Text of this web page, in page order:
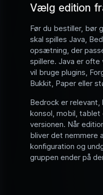
Vælg edition
Før du bestiller, bør
skal spilles Java,
opsætning, der
spillere. Java er
vil bruge plugins,
Bukkit, Paper eller
Bedrock er relevant,
konsol, mobil, tablet
versionen. Når
bliver det nemmere
konfiguration og
gruppen ender på